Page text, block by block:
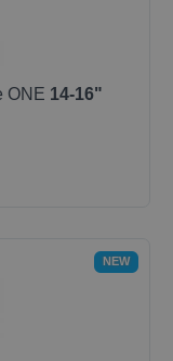
ONE 14-16"
NEW